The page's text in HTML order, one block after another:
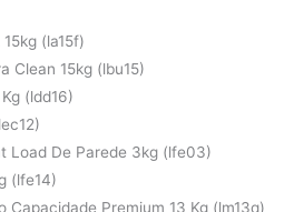
(la15f)
Clean 15kg (lbu15)
(ldd16)
Load De Parede 3kg (lfe03)
(lfe14)
Capacidade Premium 13 Kg (lm13q)